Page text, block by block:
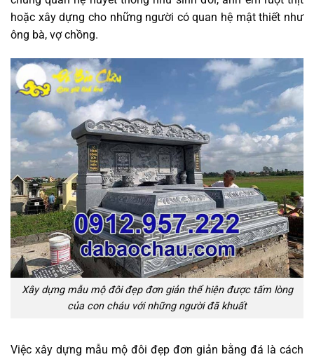
hoặc xây dựng cho những người có quan hệ mật thiết như
ông bà, vợ chồng.
Xây dựng mẫu mộ đôi đẹp đơn giản thể hiện được tấm lòng
của con cháu với những người đã khuất
Việc xây dựng mẫu mộ đôi đẹp đơn giản bằng đá là cách